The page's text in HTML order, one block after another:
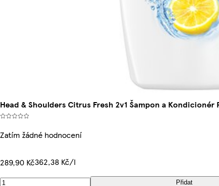
Head & Shoulders Citrus Fresh 2v1 Šampon a
Zatím žádné hodnocení
289,90 Kč362,38 Kč/l
Přidat